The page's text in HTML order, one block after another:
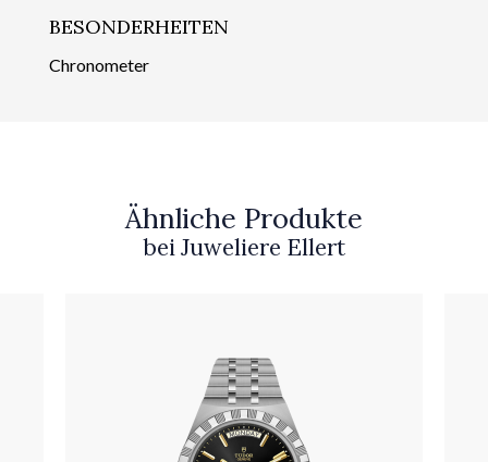
BESONDERHEITEN
Chronometer
Ähnliche Produkte
bei Juweliere Ellert